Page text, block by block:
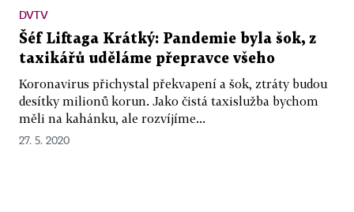
DVTV
Šéf Liftaga Krátký: Pandemie byla šok, z
taxikářů uděláme přepravce všeho
Koronavirus přichystal překvapení a šok, ztráty budou
desítky milionů korun. Jako čistá taxislužba bychom
měli na kahánku, ale rozvíjíme...
27. 5. 2020